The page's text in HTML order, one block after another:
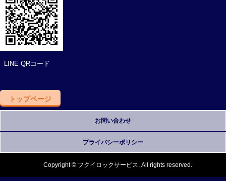
LINE QRコード
トップページ
お問い合わせ
プライバシーポリシー
Copyright © フクイロックサービス, All rights reserved.